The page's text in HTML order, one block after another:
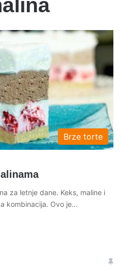
Brze torte
za letnje dane. Keks, maline i
kombinacija. Ovo je…